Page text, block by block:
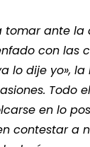
tomar ante la
con las
lo dije yo»,
Todo
en lo
contestar a